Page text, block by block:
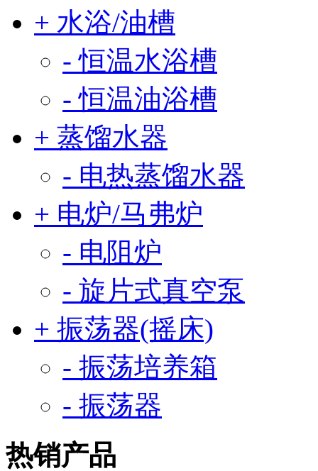
+ 水浴/油槽
- 恒温水浴槽
- 恒温油浴槽
+ 蒸馏水器
- 电热蒸馏水器
+ 电炉/马弗炉
- 电阻炉
- 旋片式真空泵
+ 振荡器(摇床)
- 振荡培养箱
- 振荡器
热销产品